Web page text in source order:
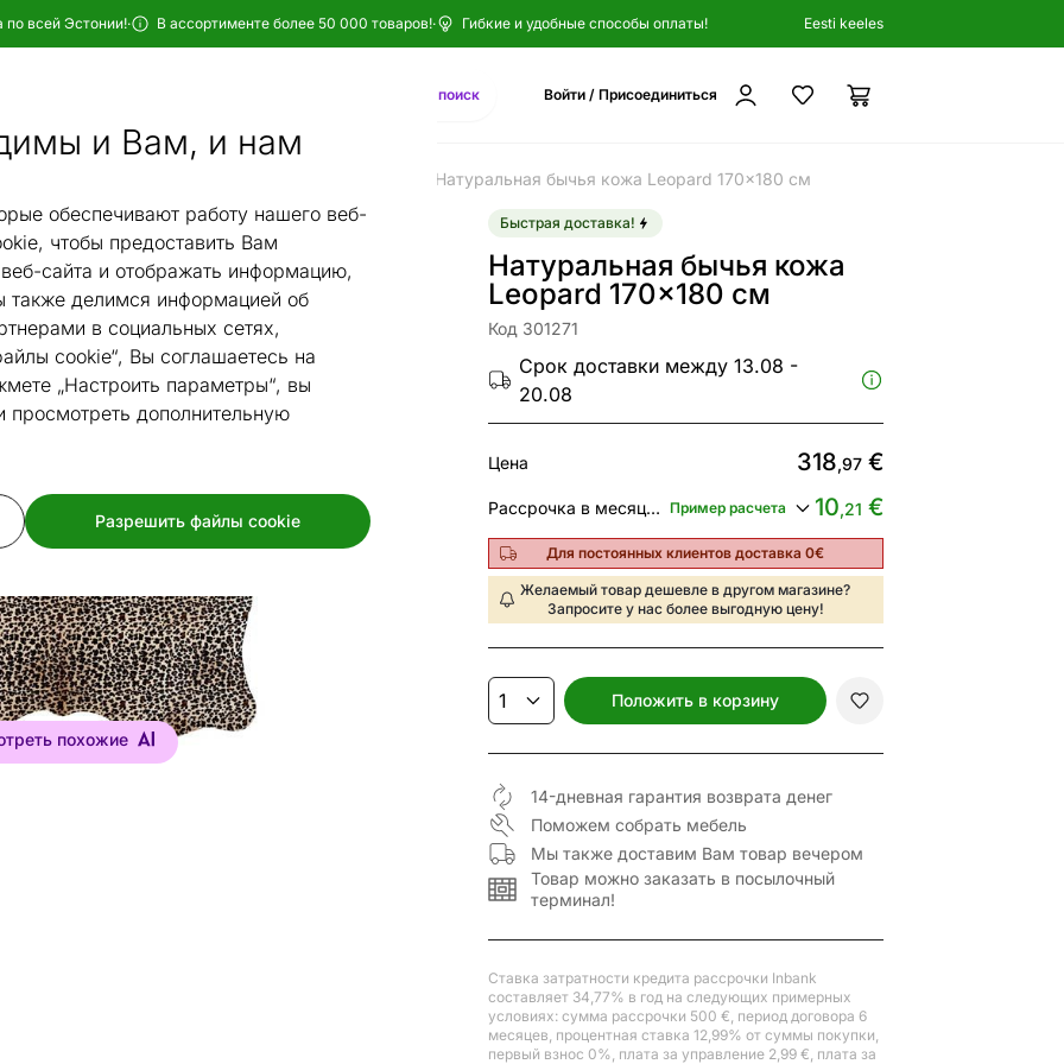
и Вам, и нам
обеспечивают работу нашего веб-
чтобы предоставить Вам
сайта и отображать информацию,
делимся информацией об
в социальных сетях,
cookie“, Вы соглашаетесь на
„Настроить параметры“, вы
дополнительную
Разрешить файлы cookie
по всей Эстонии!· В ассортименте более 50 000 товаров!· Гибкие и удобные способы оплаты! Eesti keeles
AI-поиск Войти / Присоединиться
Натуральная бычья кожа Leopard 170x180 см
похожие
Быстрая доставка!
Натуральная бычья кожа
Leopard 170x180 см
Код 301271
Срок доставки между 13.08 -
20.08
Цена 318,97€
Рассрочка в месяц от Пример расчета 10,21 €
Для постоянных клиентов доставка 0€
Желаемый товар дешевле в другом магазине?
Запросите у нас более выгодную цену!
Положить в корзину
14-дневная гарантия возврата денег
Поможем собрать мебель
Мы также доставим Вам товар вечером
Товар можно заказать в посылочный
терминал!
Ставка затратности кредита рассрочки Inbank
составляет 34,77% в год на следующих примерных
условиях: сумма рассрочки 500 €, период договора 6
месяцев, процентная ставка 12,99% от суммы покупки,
первый взнос 0%, плата за управление 2,99 €, плата за